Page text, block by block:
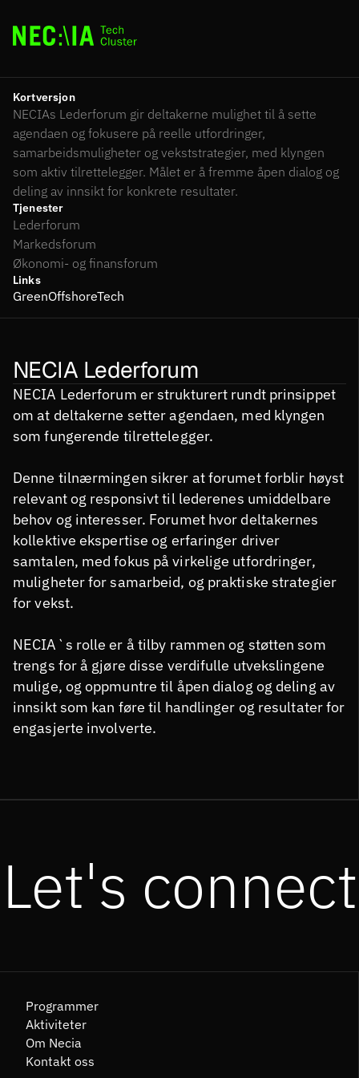
Til
Kortversjon
NECIAs Lederforum gir deltakerne mulighet til å sette
agendaen og fokusere på reelle utfordringer,
samarbeidsmuligheter og vekststrategier, med klyngen
som aktiv tilrettelegger. Målet er å fremme åpen dialog og
deling av innsikt for konkrete resultater.
Tjenester
Lederforum
Markedsforum
Økonomi- og finansforum
Links
GreenOffshoreTech
NECIA Lederforum
NECIA Lederforum er strukturert rundt prinsippet
om at deltakerne setter agendaen, med klyngen
som fungerende tilrettelegger.
Denne tilnærmingen sikrer at forumet forblir høyst
relevant og responsivt til lederenes umiddelbare
behov og interesser. Forumet hvor deltakernes
kollektive ekspertise og erfaringer driver
samtalen, med fokus på virkelige utfordringer,
muligheter for samarbeid, og praktiske strategier
for vekst.
NECIA`s rolle er å tilby rammen og støtten som
trengs for å gjøre disse verdifulle utvekslingene
mulige, og oppmuntre til åpen dialog og deling av
innsikt som kan føre til handlinger og resultater for
engasjerte involverte.
Let's connect
Programmer
Aktiviteter
Om Necia
Kontakt oss